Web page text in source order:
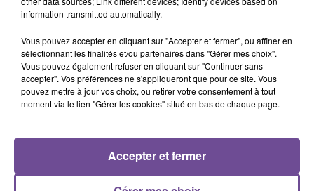
ARIANA GRANDE FEAT.
KENDJI GIRAC
One Last Time
(attends-Moi)
MILEY CYRUS
Dream As One (from
Avatar Fire And Ash)
SEVDALIZA, PABLLO
VITTAR, YSEULT
Alibi
Cet élément est masqué compte-tenu du refus du
information transmitted automatically.
Vous pouvez accepter en cliquant sur "Accepter et fermer", ou affiner en
sélectionnant les finalités et/ou partenaires dans "Gérer mes choix".
Vous pouvez également refuser en cliquant sur "Continuer sans
accepter". Vos préférences ne s'appliqueront que pour ce site. Vous
pouvez mettre à jour vos choix, ou retirer votre consentement à tout
moment via le lien "Gérer les cookies" situé en bas de chaque page.
Accepter et fermer